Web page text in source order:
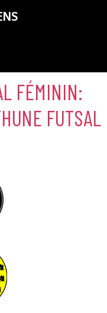
FÉMININ:
FUTSAL